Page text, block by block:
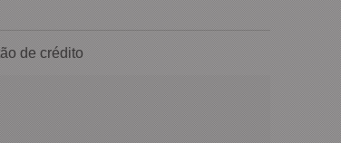
de crédito